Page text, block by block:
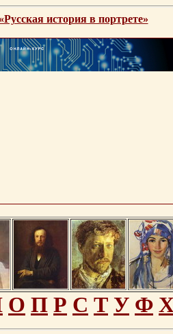
«Русская история в портрете»
О П Р С Т У Ф